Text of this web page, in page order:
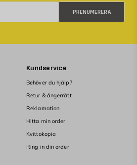
PRENUMERERA
Kundservice
Behöver du hjälp?
Retur & ångerrätt
Reklamation
Hitta min order
Kvittokopia
Ring in din order